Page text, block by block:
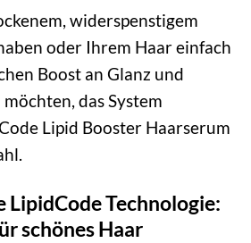
widerspenstigem
oder Ihrem Haar einfach
Boost an Glanz und
das System
Lipid Booster Haarserum
LipidCode Technologie:
schönes Haar